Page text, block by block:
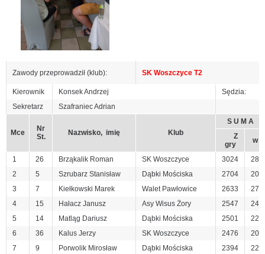
Zawody przeprowadził (klub): SK Woszczyce T2
Kierownik Konsek Andrzej
Sędzia:
Sekretarz
Szafraniec Adrian
Mce
Nr
St.
Nazwisko, imię Klub
S U M A
Z
gry
w
1 26 Brząkalik Roman SK Woszczyce 3024
28
2
5 Szrubarz Stanisław Dąbki Mościska 2704
20
3
7 Kiełkowski Marek Walet Pawłowice 2633
27
4
15 Hałacz Janusz Asy Wisus Żory 2547
24
5
14 Matląg Dariusz Dąbki Mościska 2501
22
6
36 Kalus Jerzy SK Woszczyce 2476
20
7
9 Porwolik Mirosław Dąbki Mościska 2394
22